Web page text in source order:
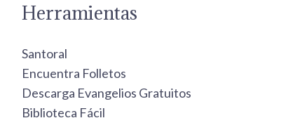
Herramientas
Santoral
Encuentra Folletos
Descarga Evangelios Gratuitos
Biblioteca Fácil